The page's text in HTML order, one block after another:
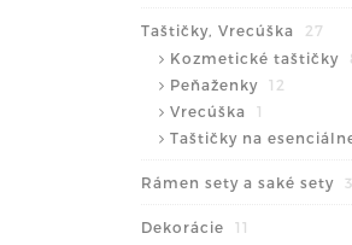
Taštičky, Vrecúška
27
Kozmetické taštičky
Peňaženky
12
Vrecúška
1
Taštičky na
Rámen sety a saké sety 3
Dekorácie
11